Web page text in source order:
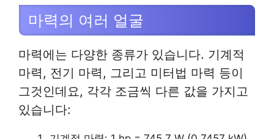
마력의 여러 얼굴
마력에는 다양한 종류가 있습니다. 기계적
마력, 전기 마력, 그리고 미터법 마력 등이
그것인데요, 각각 조금씩 다른 값을 가지고
있습니다: